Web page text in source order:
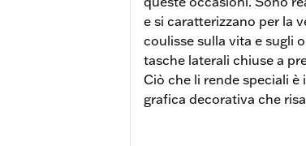
e si caratterizzano per la
coulisse sulla vita e sugli
tasche laterali chiuse a
Ciò che li rende speciali
grafica decorativa che